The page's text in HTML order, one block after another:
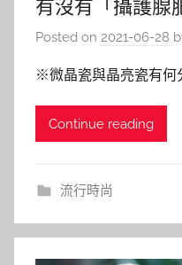
有沒有「攝護腺
Posted on 2021-06-28
※微晶瓷與晶亮瓷有何
Continue reading
流行時尚